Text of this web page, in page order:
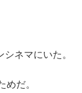
ネマにいた。
めだ。